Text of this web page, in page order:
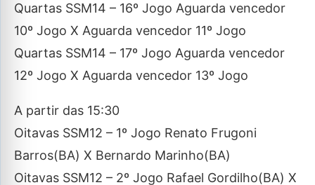
Quartas SSM14 – 16º Jogo Aguarda vencedor
10º Jogo X Aguarda vencedor 11º Jogo
Quartas SSM14 – 17º Jogo Aguarda vencedor
12º Jogo X Aguarda vencedor 13º Jogo
A partir das 15:30
Oitavas SSM12 – 1º Jogo Renato Frugoni
Barros(BA) X Bernardo Marinho(BA)
Oitavas SSM12 – 2º Jogo Rafael Gordilho(BA) X